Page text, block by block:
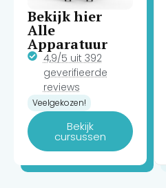
Bekijk hier
Alle
Apparatuur
4,9/5 uit 392
geverifieerde
reviews
Veelgekozen!
Bekijk
cursussen